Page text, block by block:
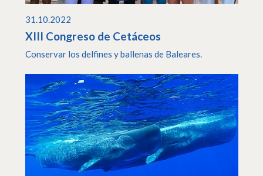
31.10.2022
XIII Congreso de Cetáceos
Conservar los delfines y ballenas de Baleares.